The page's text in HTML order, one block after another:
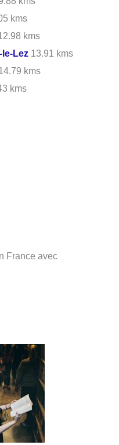
kms
kms
Lez 13.91 kms
kms
kms
France avec